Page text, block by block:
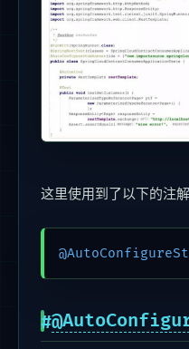
这里使用到了以下的注解